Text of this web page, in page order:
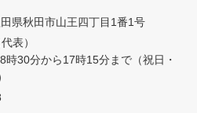
県秋田市山王四丁目1番1号
表）
時30分から17時15分まで （祝日・